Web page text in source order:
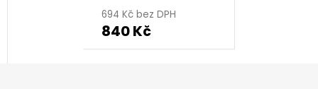
694 Kč bez DPH
840 Kč